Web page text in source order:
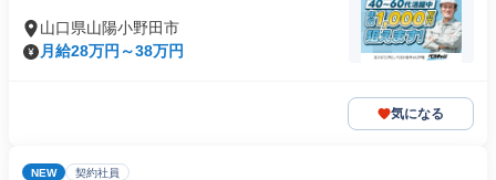
山口県山陽小野田市
月給28万円～38万円
気になる
NEW 契約社員